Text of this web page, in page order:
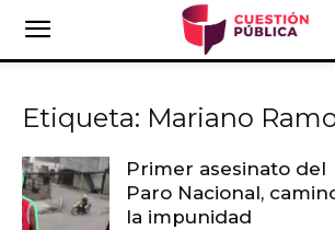
Etiqueta: Mariano
Primer asesinato del
Paro Nacional,
la impunidad